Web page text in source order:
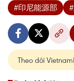
#印尼能源部
Theo dõi